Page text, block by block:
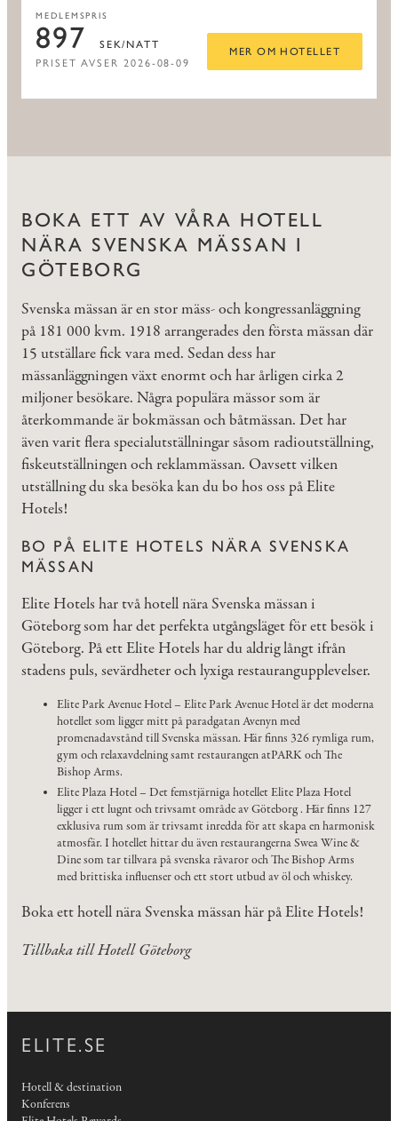
MEDLEMSPRIS
897
SEK/NATT
PRISET AVSER 2026-08-09
MER OM HOTELLET
BOKA ETT AV VÅRA HOTELL
NÄRA SVENSKA MÄSSAN I
GÖTEBORG
Svenska mässan är en stor mäss- och kongressanläggning
på 181 000 kvm. 1918 arrangerades den första mässan där
15 utställare fick vara med. Sedan dess har
mässanläggningen växt enormt och har årligen cirka 2
miljoner besökare. Några populära mässor som är
återkommande är bokmässan och båtmässan. Det har
även varit flera specialutställningar såsom radioutställning,
fiskeutställningen och reklammässan. Oavsett vilken
utställning du ska besöka kan du bo hos oss på Elite
Hotels!
BO PÅ ELITE HOTELS NÄRA SVENSKA
MÄSSAN
Elite Hotels har två hotell nära Svenska mässan i
Göteborg som har det perfekta utgångsläget för ett besök i
Göteborg. På ett Elite Hotels har du aldrig långt ifrån
stadens puls, sevärdheter och lyxiga restaurangupplevelser.
Elite Park Avenue Hotel – Elite Park Avenue Hotel är det moderna
hotellet som ligger mitt på paradgatan Avenyn med
promenadavstånd till Svenska mässan. Här finns 326 rymliga rum,
gym och relaxavdelning samt restaurangen atPARK och The
Bishop Arms.
Elite Plaza Hotel – Det femstjärniga hotellet Elite Plaza Hotel
ligger i ett lugnt och trivsamt område av Göteborg . Här finns 127
exklusiva rum som är trivsamt inredda för att skapa en harmonisk
atmosfär. I hotellet hittar du även restaurangerna Swea Wine &
Dine som tar tillvara på svenska råvaror och The Bishop Arms
med brittiska influenser och ett stort utbud av öl och whiskey.
Boka ett hotell nära Svenska mässan här på Elite Hotels!
Tillbaka tillHotell Göteborg
ELITE.SE
Hotell & destination
Konferens